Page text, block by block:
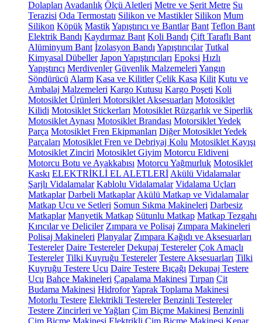
Dolapları Avadanlık Ölçü Aletleri Metre ve Şerit Metre Su
Terazisi Oda Termostatı Silikon ve Mastikler Silikon Mum
Silikon Köpük MastikYapıştırıcı ve Bantlar Bant Teflon Bant
Elektrik Bandı Kaydırmaz Bant Koli Bandı Çift Taraflı Bant
Alüminyum Bant İzolasyon Bandı Yapıştırıcılar Tutkal
Kimyasal Dübeller Japon Yapıştırıcıları Epoksi Hızlı
Yapıştırıcı Merdivenler Güvenlik Malzemeleri Yangın
Söndürücü Alarm Kasa ve Kilitler Çelik Kasa Kilit Kutu ve
Ambalaj Malzemeleri Kargo Kutusu Kargo Poşeti Koli
Motosiklet Ürünleri Motorsiklet Aksesuarları Motosiklet
Kilidi Motosiklet Stickerları Motosiklet Rüzgarlık ve Siperlik
Motosiklet Aynası Motosiklet Brandası Motorsiklet Yedek
Parça Motosiklet Fren Ekipmanları Diğer Motosiklet Yedek
Parçaları Motosiklet Fren ve Debriyaj Kolu Motosiklet Kayışı
Motosiklet Zinciri Motosiklet Giyim Motorcu Eldiveni
Motorcu Botu ve Ayakkabısı Motorcu Yağmurluk Motosiklet
Kaskı ELEKTRİKLİ EL ALETLERİ Akülü Vidalamalar
Şarjlı Vidalamalar Kablolu Vidalamalar Vidalama Uçları
Matkaplar Darbeli Matkaplar Akülü Matkap ve Vidalamalar
Matkap Ucu ve Setleri Somun Sıkma Makineleri Darbesiz
Matkaplar Manyetik Matkap Sütunlu Matkap Matkap Tezgahı
Kırıcılar ve Deliciler Zımpara ve Polisaj Zımpara Makineleri
Polisaj Makineleri Planyalar Zımpara Kağıdı ve Aksesuarları
Testereler Daire Testereler Dekupaj Testereler Çok Amaçlı
Testereler Tilki Kuyruğu Testereler Testere Aksesuarları Tilki
Kuyruğu Testere Ucu Daire Testere Bıçağı Dekupaj Testere
Ucu Bahçe Makineleri Çapalama Makinesi Tırpan Çit
Budama Makinesi HidroforYaprak Toplama Makinesi
Motorlu Testere Elektrikli Testereler Benzinli Testereler
Testere Zincirleri ve Yağları Çim Biçme Makinesi Benzinli
Çim Biçme Makinesi Elektrikli Çim Biçme Makinesi Kenar